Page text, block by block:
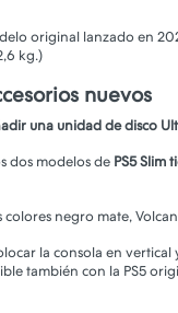
original lanzado en
kg.)
nuevos
una unidad de disco
dos modelos de PS5 Slim
negro mate,
la consola en vertical
también con la PS5